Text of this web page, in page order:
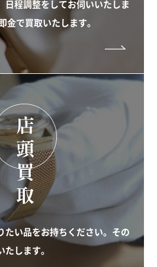
日程調整をしてお伺いいたしま
金で買取いたします。
たい品をお持ちください。その
します。